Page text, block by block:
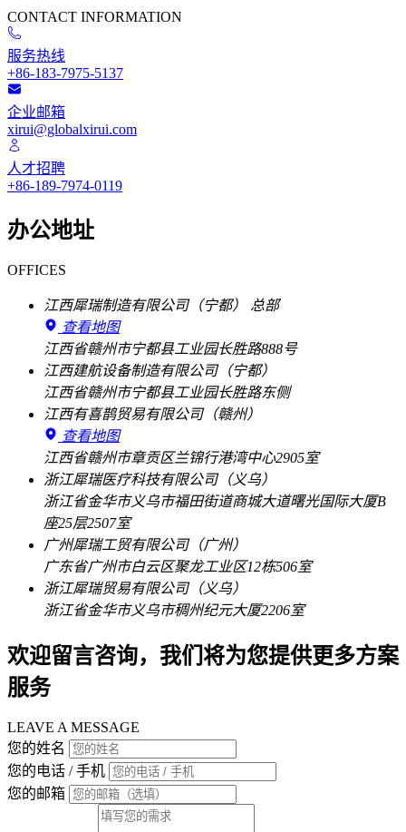
CONTACT INFORMATION
服务热线
+86-183-7975-5137
企业邮箱
xirui@globalxirui.com
人才招聘
+86-189-7974-0119
办公地址
OFFICES
江西犀瑞制造有限公司（宁都） 总部
查看地图
江西省赣州市宁都县工业园长胜路888号
江西建航设备制造有限公司（宁都）
江西省赣州市宁都县工业园长胜路东侧
江西有喜鹊贸易有限公司（赣州）
查看地图
江西省赣州市章贡区兰锦行港湾中心2905室
浙江犀瑞医疗科技有限公司（义乌）
浙江省金华市义乌市福田街道商城大道曙光国际大厦B
座25层2507室
广州犀瑞工贸有限公司（广州）
广东省广州市白云区聚龙工业区12栋506室
浙江犀瑞贸易有限公司（义乌）
浙江省金华市义乌市稠州纪元大厦2206室
欢迎留言咨询，我们将为您提供更多方案
服务
LEAVE A MESSAGE
您的姓名
您的电话 / 手机
您的邮箱